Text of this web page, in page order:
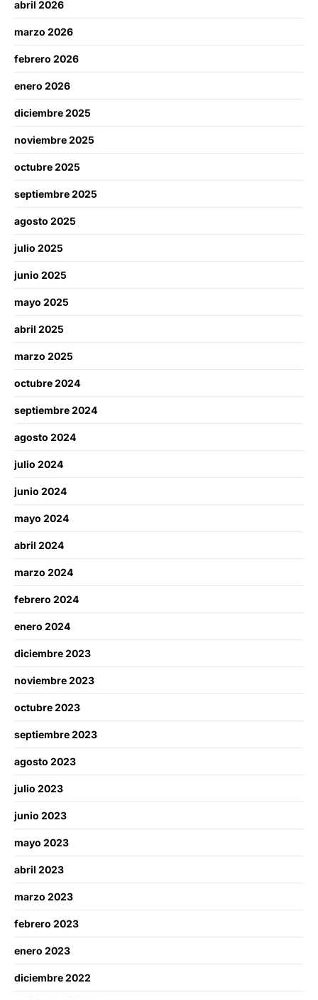
abril 2026
marzo 2026
febrero 2026
enero 2026
diciembre 2025
noviembre 2025
octubre 2025
septiembre 2025
agosto 2025
julio 2025
junio 2025
mayo 2025
abril 2025
marzo 2025
octubre 2024
septiembre 2024
agosto 2024
julio 2024
junio 2024
mayo 2024
abril 2024
marzo 2024
febrero 2024
enero 2024
diciembre 2023
noviembre 2023
octubre 2023
septiembre 2023
agosto 2023
julio 2023
junio 2023
mayo 2023
abril 2023
marzo 2023
febrero 2023
enero 2023
diciembre 2022